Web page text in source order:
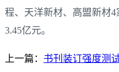
程、天洋新材、高盟新材
3.45亿元。
上一篇： 书刊装订强度测